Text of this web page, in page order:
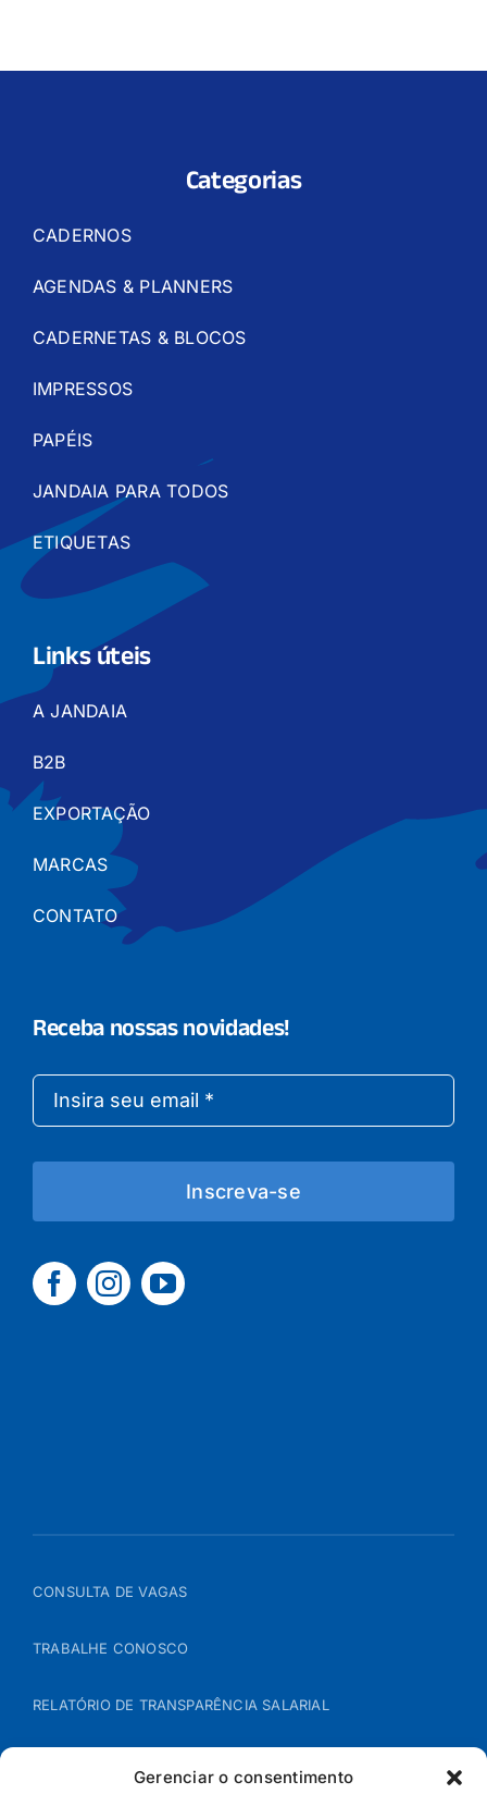
Gerenciar o consentimento
Categorias
CADERNOS
AGENDAS & PLANNERS
CADERNETAS & BLOCOS
IMPRESSOS
PAPÉIS
JANDAIA PARA TODOS
ETIQUETAS
Links úteis
A JANDAIA
B2B
EXPORTAÇÃO
MARCAS
CONTATO
Receba nossas novidades!
Inscreva-se
CONSULTA DE VAGAS
TRABALHE CONOSCO
RELATÓRIO DE TRANSPARÊNCIA SALARIAL